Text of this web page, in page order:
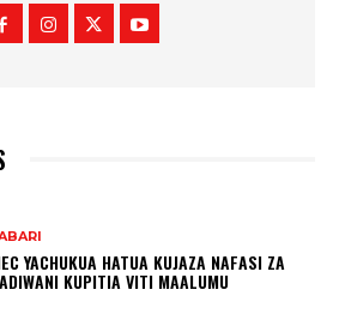
YACHUKUA HATUA KUJAZA NAFASI ZA
KUPITIA VITI MAALUMU